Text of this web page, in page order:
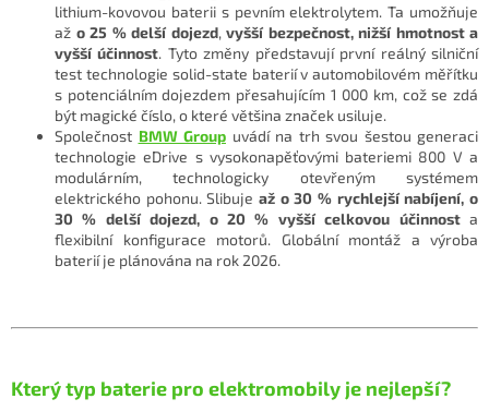
lithium-kovovou baterii s pevním elektrolytem. Ta umožňuje
až o 25 % delší dojezd, vyšší bezpečnost, nižší hmotnost a
vyšší účinnost. Tyto změny představují první reálný silniční
test technologie solid-state baterií v automobilovém měřítku
s potenciálním dojezdem přesahujícím 1 000 km, což se zdá
být magické číslo, o které většina značek usiluje.
Společnost BMW Group uvádí na trh svou šestou generaci
technologie eDrive s vysokonapěťovými bateriemi 800 V a
modulárním, technologicky otevřeným systémem
elektrického pohonu. Slibuje až o 30 % rychlejší nabíjení, o
30 % delší dojezd, o 20 % vyšší celkovou účinnosta
flexibilní konfigurace motorů. Globální montáž a výroba
baterií je plánována na rok 2026.
Který typ baterie pro elektromobily je nejlepší?